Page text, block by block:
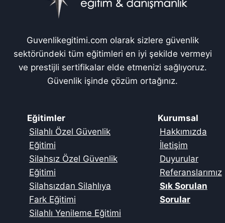
Guvenlikegitimi.com olarak sizlere güvenlik
sektöründeki tüm eğitimleri en iyi şekilde vermeyi
ve prestijli sertifikalar elde etmenizi sağlıyoruz.
Güvenlik işinde çözüm ortağınız.
Eğitimler
Silahlı Özel Güvenlik
Eğitimi
Silahsız Özel Güvenlik
Eğitimi
Silahsızdan Silahlıya
Fark Eğitimi
Silahlı Yenileme Eğitimi
Kurumsal
Hakkımızda
İletişim
Duyurular
Referanslarımız
Sık Sorulan
Sorular